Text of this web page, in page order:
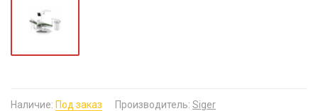
Наличие: Под заказ Производитель: Siger